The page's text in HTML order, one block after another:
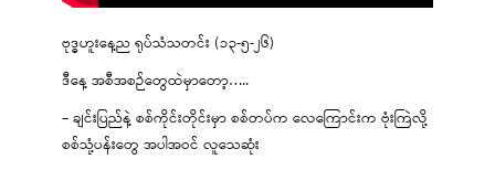
ဗုဒ္ဓဟူးနေ့ည ရုပ်သံသတင်း (၁၃-၅-၂၆)
ဒီနေ့ အစီအစဉ်တွေထဲမှာတော့…..
– ချင်းပြည်နဲ့ စစ်ကိုင်းတိုင်းမှာ စစ်တပ်က လေကြောင်းက ဗုံးကြဲလို့
စစ်သုံ့ပန်းတွေ အပါအဝင် လူသေဆုံး